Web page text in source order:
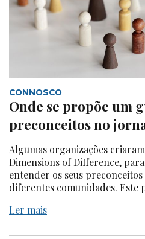
CONNOSCO
Onde se propõe um
preconceitos no
Algumas organizações
Dimensions of Difference,
entender os seus
diferentes comunidades. Este
Ler mais